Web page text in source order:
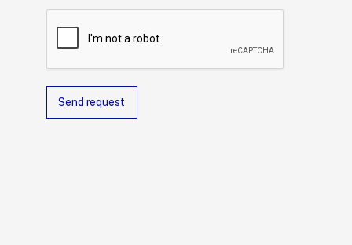
композиционные возможности для тех, кто ищет
оригинальные и в то же время универсальные
Форматы
Send request